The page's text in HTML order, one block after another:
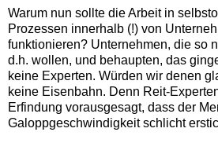
Warum nun sollte die Arbeit in
Prozessen innerhalb (!) von
funktionieren? Unternehmen, die so
d.h. wollen, und behaupten, das
keine Experten. Würden wir denen
keine Eisenbahn. Denn Reit-
Erfindung vorausgesagt, dass der
Galoppgeschwindigkeit schlicht